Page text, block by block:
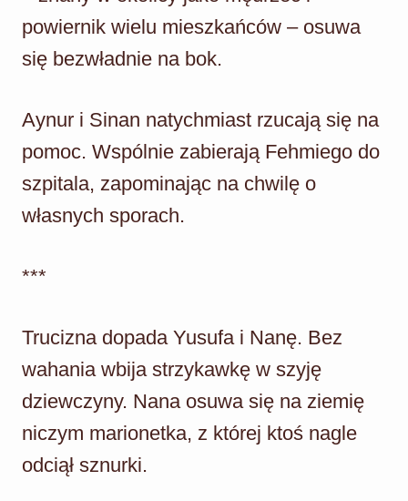
powiernik wielu mieszkańców – osuwa
się bezwładnie na bok.
Aynur i Sinan natychmiast rzucają się na
pomoc. Wspólnie zabierają Fehmiego do
szpitala, zapominając na chwilę o
własnych sporach.
***
Trucizna dopada Yusufa i Nanę. Bez
wahania wbija strzykawkę w szyję
dziewczyny. Nana osuwa się na ziemię
niczym marionetka, z której ktoś nagle
odciął sznurki.